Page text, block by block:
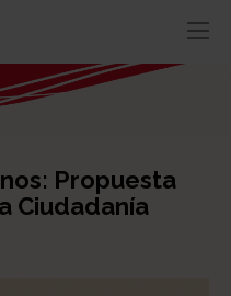
Propuesta
Ciudadanía